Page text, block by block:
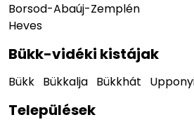
Borsod-Abaúj-Zemplén
Heves
Bükk-vidéki kistájak
Bükk Bükkalja Bükkhát
Települések